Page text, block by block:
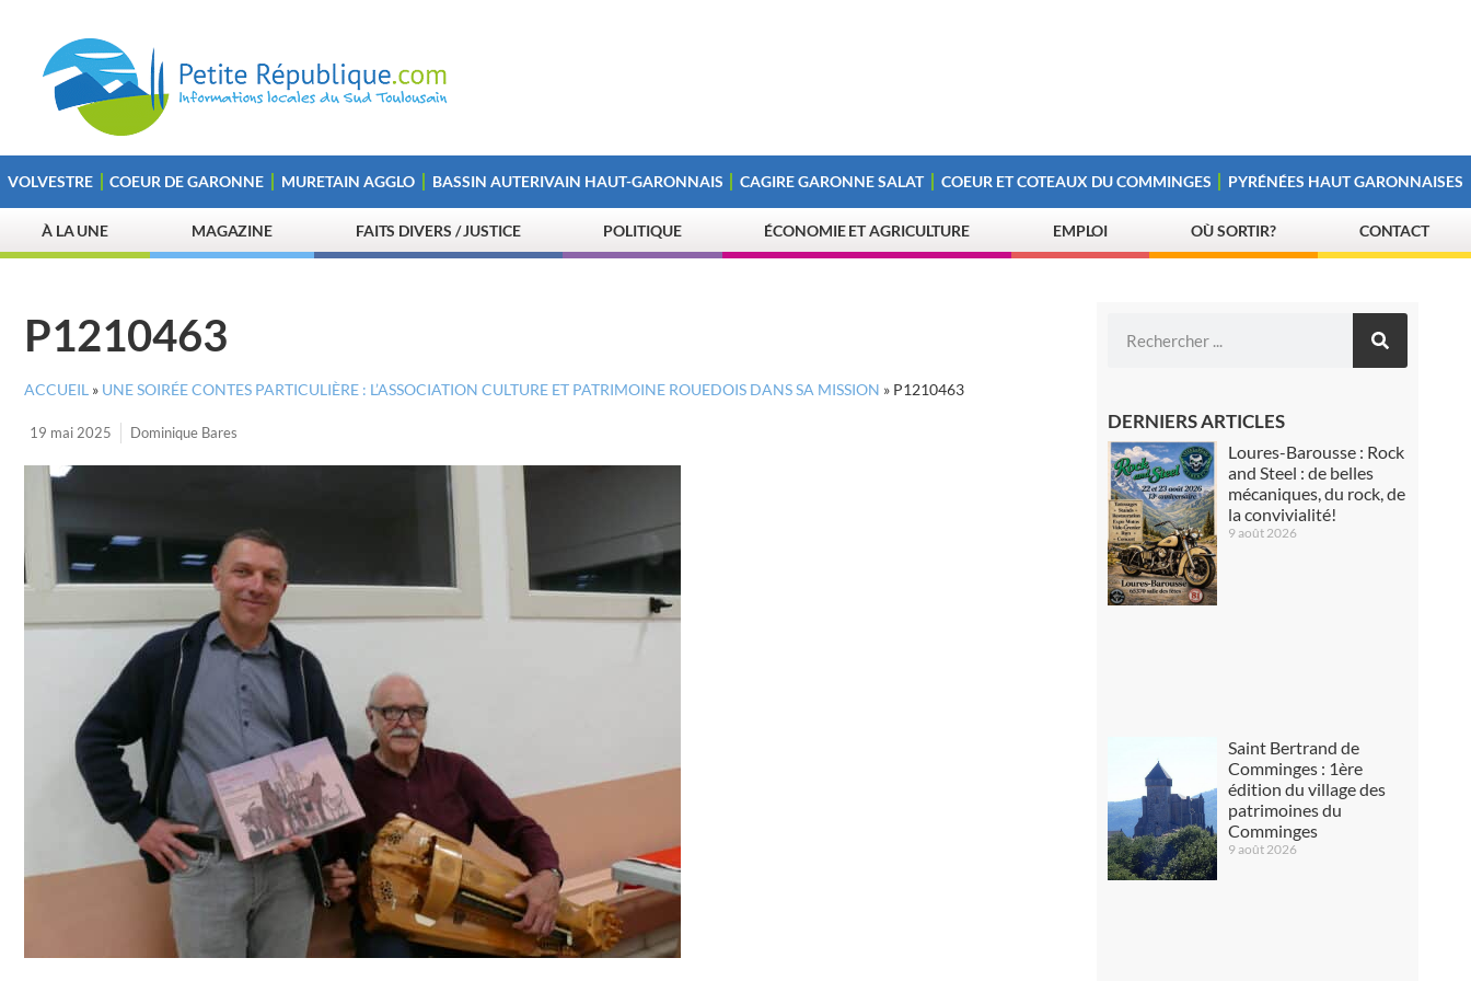
VOLVESTRE COEUR DE GARONNE MURETAIN AGGLO BASSIN AUTERIVAIN HAUT-GARONNAIS CAGIRE GARONNE SALAT COEUR ET COTEAUX DU COMMINGES PYRÉNÉES HAUT GARONNAISES
À LA UNE MAGAZINE FAITS DIVERS / JUSTICE POLITIQUE ÉCONOMIE ET AGRICULTURE EMPLOI OÙ SORTIR? CONTACT
P1210463
ACCUEIL » UNE SOIRÉE CONTES PARTICULIÈRE : L’ASSOCIATION CULTURE ET PATRIMOINE ROUEDOIS DANS SA MISSION » P1210463
19 mai 2025 Dominique Bares DERNIERS ARTICLES
Loures-Barousse : Rock
and Steel : de belles
mécaniques, du rock, de
la convivialité!
9 août 2026
Saint Bertrand de
Comminges : 1ère
édition du village des
patrimoines du
Comminges
9 août 2026